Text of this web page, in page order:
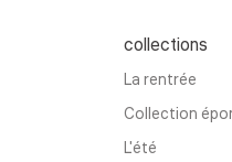
collections
La rentrée
Collection
L'été